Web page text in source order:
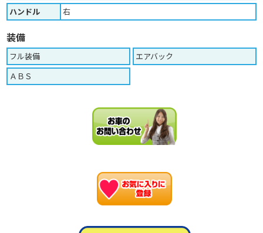
ハンドル
右
装備
フル装備
エアバック
ＡＢＳ